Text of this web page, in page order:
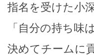
指名を受けた小
「自分の持ち味
決めてチームに